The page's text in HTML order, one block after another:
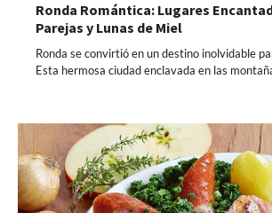
Ronda Romántica: Lugares
Parejas y Lunas de Miel
Ronda se convirtió en un destino inolvidable
Esta hermosa ciudad enclavada en las